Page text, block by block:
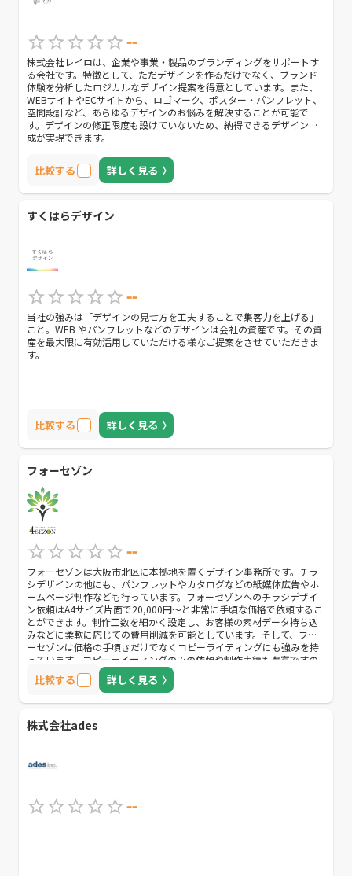
--
株式会社レイロは、企業や事業・製品のブランディングをサポートす
る会社です。特徴として、ただデザインを作るだけでなく、ブランド
体験を分析したロジカルなデザイン提案を得意としています。また、
WEBサイトやECサイトから、ロゴマーク、ポスター・パンフレット、
空間設計など、あらゆるデザインのお悩みを解決することが可能で
す。デザインの修正限度も設けていないため、納得できるデザイン作
成が実現できます。
比較する 詳しく見る
すくはらデザイン
--
当社の強みは「デザインの見せ方を工夫することで集客力を上げる」
こと。WEB やパンフレットなどのデザインは会社の資産です。その資
産を最大限に有効活用していただける様なご提案をさせていただきま
す。
比較する 詳しく見る
フォーセゾン
--
フォーセゾンは大阪市北区に本拠地を置くデザイン事務所です。チラ
シデザインの他にも、パンフレットやカタログなどの紙媒体広告やホ
ームページ制作なども行っています。フォーセゾンへのチラシデザイ
ン依頼はA4サイズ片面で20,000円〜と非常に手頃な価格で依頼するこ
とができます。制作工数を細かく設定し、お客様の素材データ持ち込
みなどに柔軟に応じての費用削減を可能としています。そして、フォ
ーセゾンは価格の手頃さだけでなくコピーライティングにも強みを持
っています。コピーライティングのみの依頼や制作実績も豊富ですの
で、コピーライティングを重視している方におすすめの会社です。
比較する 詳しく見る
株式会社ades
--